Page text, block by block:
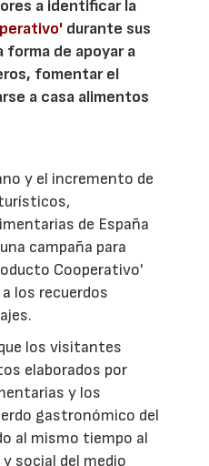
a identificar la
durante sus
forma de apoyar a
fomentar el
a casa alimentos
y el incremento de
de España
campaña para
Cooperativo'
los recuerdos
los visitantes
elaborados por
y los
gastronómico del
al mismo tiempo al
social del medio